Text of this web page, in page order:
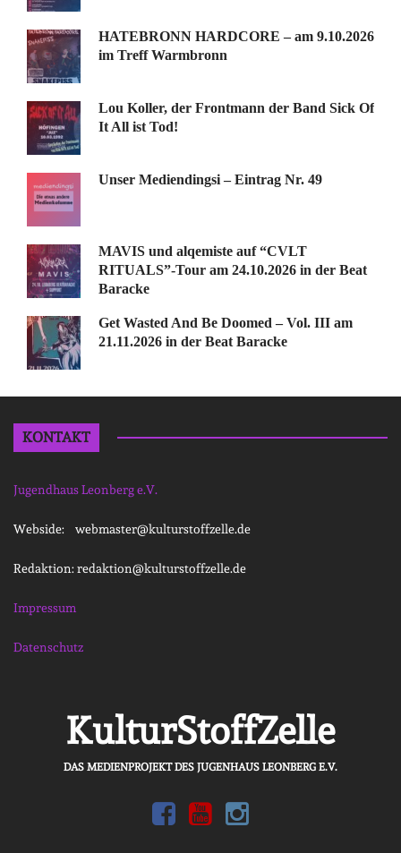
HATEBRONN HARDCORE – am 9.10.2026
im Treff Warmbronn
Lou Koller, der Frontmann der Band Sick Of
It All ist Tod!
Unser Mediendingsi – Eintrag Nr. 49
MAVIS und alqemiste auf “CVLT
RITUALS”-Tour am 24.10.2026 in der Beat
Baracke
Get Wasted And Be Doomed – Vol. III am
21.11.2026 in der Beat Baracke
KONTAKT
Jugendhaus Leonberg e.V.
Webside: webmaster@kulturstoffzelle.de
Redaktion: redaktion@kulturstoffzelle.de
Impressum
Datenschutz
KulturStoffZelle
DAS MEDIENPROJEKT DES JUGENHAUS LEONBERG E.V.